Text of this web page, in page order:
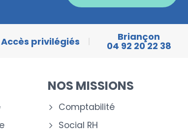
Accès privilégiés Briançon
04 92 20 22 38
NOS MISSIONS
Comptabilité
Social RH